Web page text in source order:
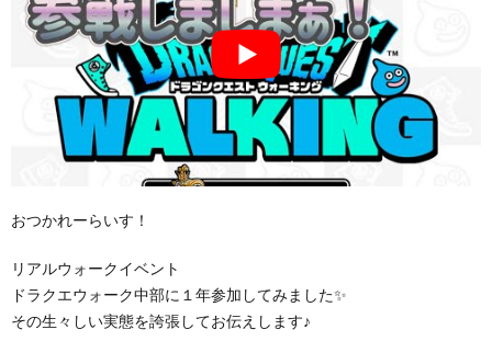
おつかれーらいす！
リアルウォークイベント
ドラクエウォーク中部に１年参加してみました✨
その生々しい実態を誇張してお伝えします♪